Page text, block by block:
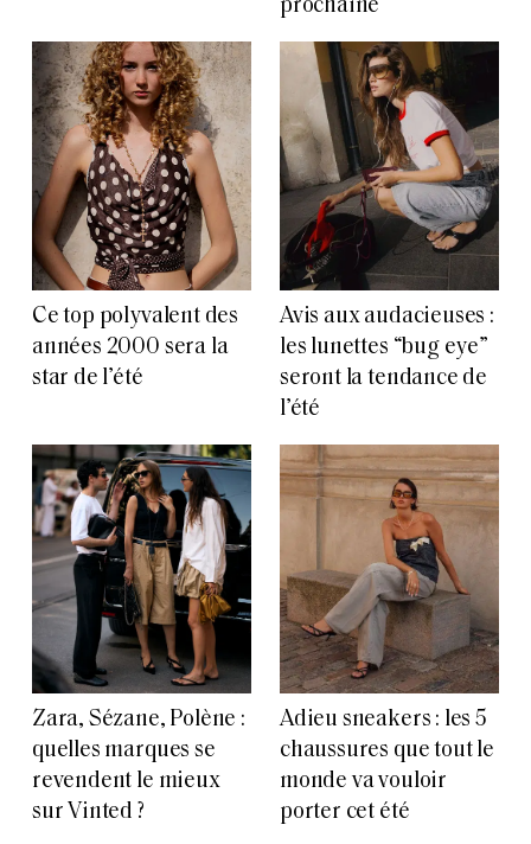
prochaine
Ce top polyvalent des
années 2000 sera la
star de l’été
Avis aux audacieuses :
les lunettes “bug eye”
seront la tendance de
l’été
Zara, Sézane, Polène :
quelles marques se
revendent le mieux
sur Vinted ?
Adieu sneakers : les 5
chaussures que tout le
monde va vouloir
porter cet été